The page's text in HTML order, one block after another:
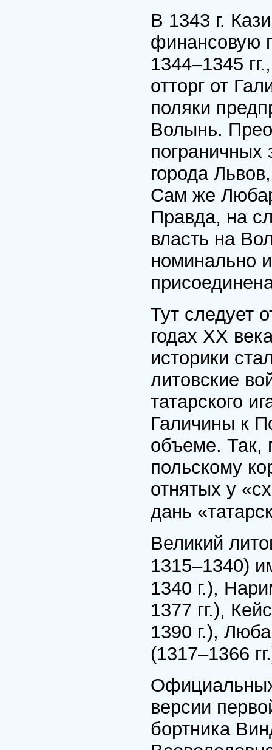
В 1343 г.
финансовую
1344–1345
отторг от
поляки
Волынь.
пограничных
города
Сам же
Правда, на
власть на
номинально
Тут следует
годах XX
историки
литовские
татарского
Галичины к
объеме. Так,
польскому
отнятых у
дань
Великий
1315–1340)
1340 г.),
1377 гг.),
1390 г.),
(1317–1366
версии
бортника